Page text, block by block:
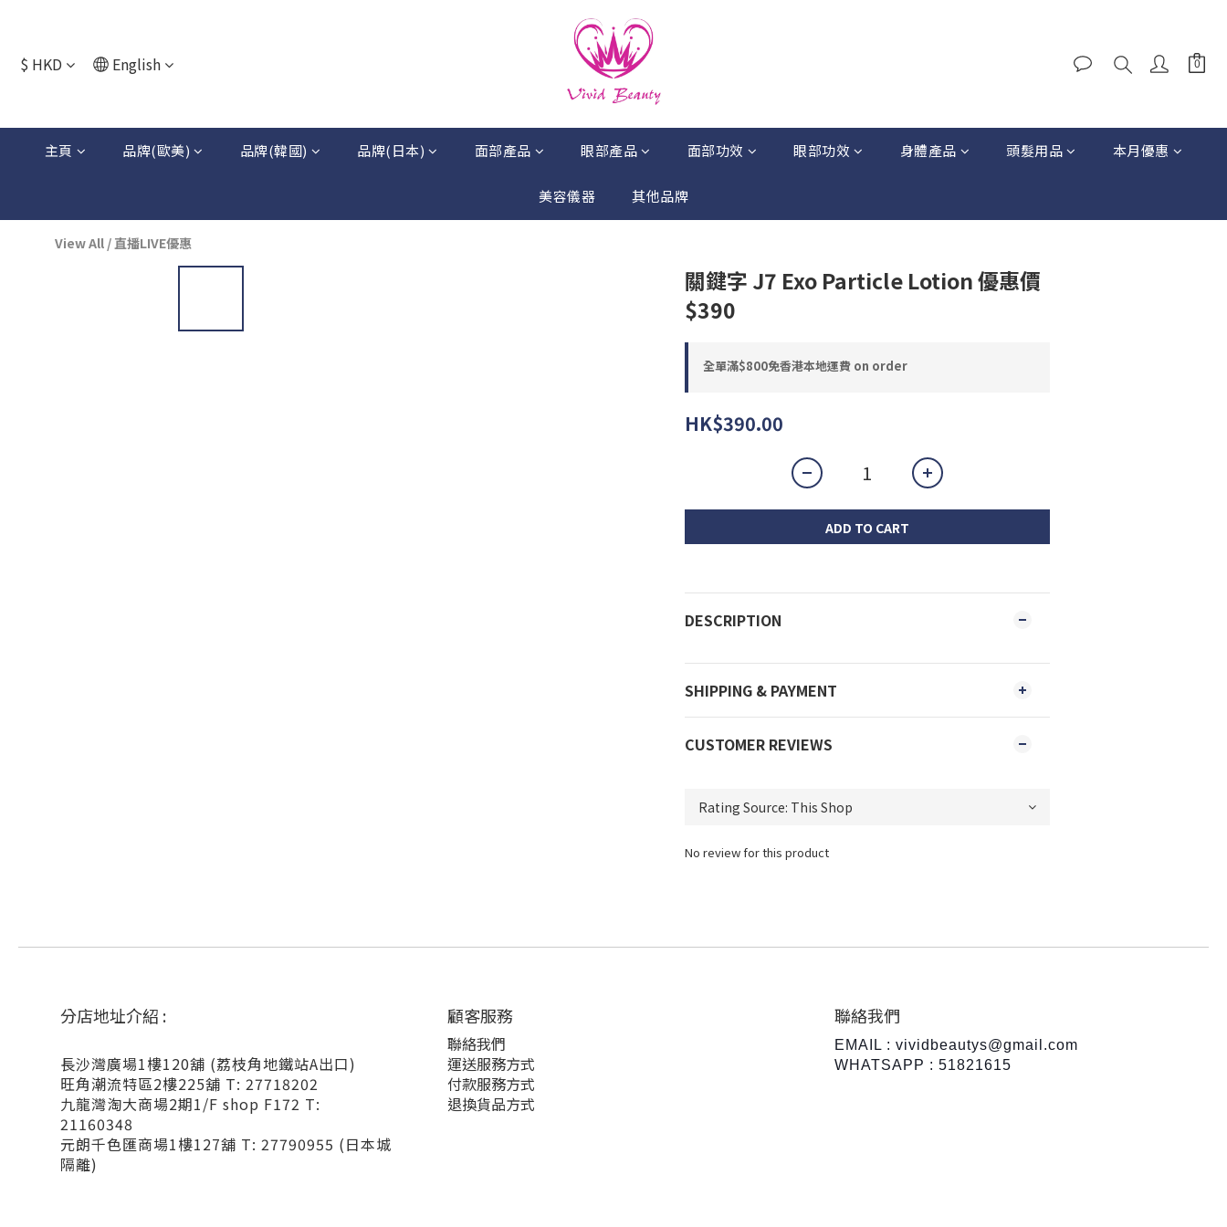
$ HKD English
主頁 品牌(歐美) 品牌(韓國) 品牌(日本) 面部產品 眼部產品 面部功效 眼部功效 身體產品 頭髮用品 本月優惠
美容儀器 其他品牌
View All / 直播LIVE優惠
關鍵字 J7 Exo Particle Lotion 優惠價
$390
全單滿$800免香港本地運費 on order
HK$390.00
ADD TO CART
DESCRIPTION
SHIPPING & PAYMENT
CUSTOMER REVIEWS
No review for this product
分店地址介紹 :
長沙灣廣場1樓120舖 (荔枝角地鐵站A出口)
旺角潮流特區2樓225舖 T: 27718202
九龍灣淘大商場2期1/F shop F172 T:
21160348
元朗千色匯商場1樓127舖 T: 27790955 (日本城
隔離)
顧客服務
聯絡我們
運送服務方式
付款服務方式
退換貨品方式
聯絡我們
EMAIL : vividbeautys@gmail.com
WHATSAPP : 51821615